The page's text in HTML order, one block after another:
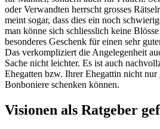
oder Verwandten herrscht grosses
meint sogar, dass dies ein noch
man könne sich schliesslich keine
besonderes Geschenk für einen sehr
Das verkompliziert die Angelegenheit
Sache nicht leichter. Es ist auch
Ehegatten bzw. Ihrer Ehegattin nicht nur
Bonboniere schenken können.
Visionen als Ratgeber